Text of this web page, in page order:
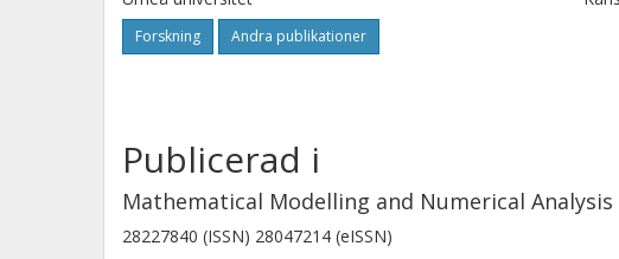
Forskning Andra publikationer
Publicerad i
Mathematical Modelling and Numerical Analysis
28227840 (ISSN) 28047214 (eISSN)